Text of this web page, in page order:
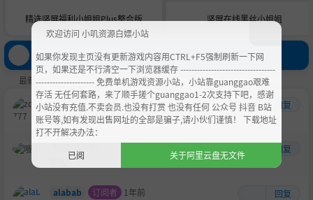
精选竖屏福利小姐姐Plus整合版 竖屏在线黑丝小姐姐
参与讨论聊一聊
最新评论
zq7777 6个月前
回复
就拿这个考验干部？
回复
alabab 订阅者 1年前
回复
欢迎访问 小叽资源白嫖小站
如果你发现主页没有更新游戏内容用CTRL+F5强制刷新一下网
页，如果还是不行清空一下浏览器缓存 ----------------------------------
--------------------- 免费单机游戏资源小站，小站靠guanggao艰难
存活 无任何套路，来了顺手搓个guanggao1-2次支持下吧，感谢
小站没有充值.不卖会员.也没有打赏 也没有任何 公众号 抖音 B站
账号等,如有发现出售网址的全部是骗子,请小伙们谨慎！ 下载地址
打不开解决办法：
已阅
关于阿里云盘无文件